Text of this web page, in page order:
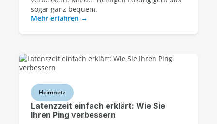
sogar ganz bequem.
Mehr erfahren
Heimnetz
Latenzzeit einfach erklärt: Wie Sie
Ihren Ping verbessern